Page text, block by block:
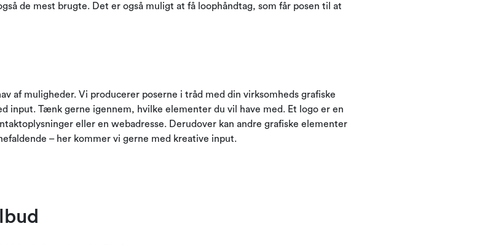
de mest brugte. Det er også muligt at få loophåndtag, som får posen til at
af muligheder. Vi producerer poserne i tråd med din virksomheds grafiske
input. Tænk gerne igennem, hvilke elementer du vil have med. Et logo er en
eller en webadresse. Derudover kan andre grafiske elementer
– her kommer vi gerne med kreative input.